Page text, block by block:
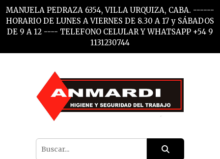
MANUELA PEDRAZA 6354, VILLA URQUIZA, CABA. ------
HORARIO DE LUNES A VIERNES DE 8.30 A 17 y SÁBADOS
DE 9 A 12 ---- TELEFONO CELULAR Y WHATSAPP +54 9
1131230744